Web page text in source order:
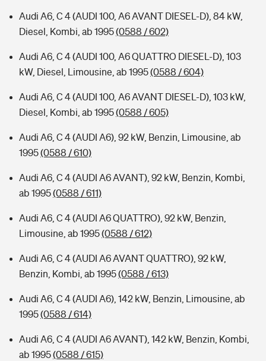
Audi A6, C 4 (AUDI 100, A6 AVANT DIESEL-D), 84 kW,
Diesel, Kombi, ab 1995(0588 / 602)
Audi A6, C 4 (AUDI 100, A6 QUATTRO DIESEL-D), 103
kW, Diesel, Limousine, ab 1995(0588 / 604)
Audi A6, C 4 (AUDI 100, A6 AVANT DIESEL-D), 103 kW,
Diesel, Kombi, ab 1995(0588 / 605)
Audi A6, C 4 (AUDI A6), 92 kW, Benzin, Limousine, ab
1995(0588 / 610)
Audi A6, C 4 (AUDI A6 AVANT), 92 kW, Benzin, Kombi,
ab 1995(0588 / 611)
Audi A6, C 4 (AUDI A6 QUATTRO), 92 kW, Benzin,
Limousine, ab 1995(0588 / 612)
Audi A6, C 4 (AUDI A6 AVANT QUATTRO), 92 kW,
Benzin, Kombi, ab 1995(0588 / 613)
Audi A6, C 4 (AUDI A6), 142 kW, Benzin, Limousine, ab
1995(0588 / 614)
Audi A6, C 4 (AUDI A6 AVANT), 142 kW, Benzin, Kombi,
ab 1995(0588 / 615)